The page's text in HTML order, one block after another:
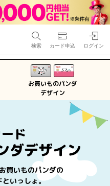
検索 カード申込 ログイン
ド
ダデザイン
買いものパンダの
といっしょ。
お買いものパンダ
デザイン